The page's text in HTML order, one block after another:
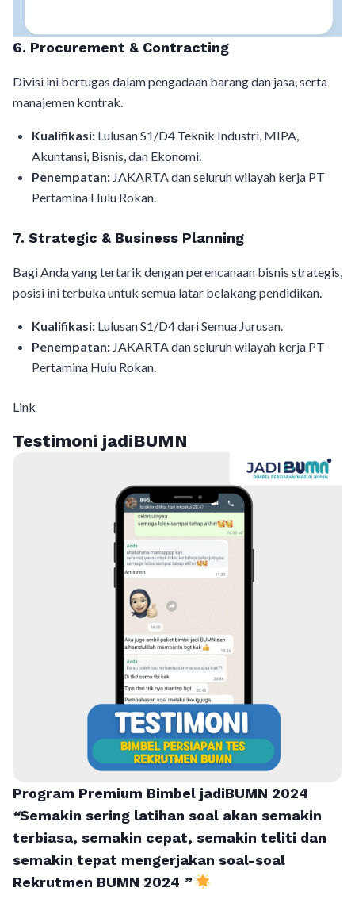
6. Procurement & Contracting
Divisi ini bertugas dalam pengadaan barang dan jasa, serta
manajemen kontrak.
Kualifikasi: Lulusan S1/D4 Teknik Industri, MIPA,
Akuntansi, Bisnis, dan Ekonomi.
Penempatan: JAKARTA dan seluruh wilayah kerja PT
Pertamina Hulu Rokan.
7. Strategic & Business Planning
Bagi Anda yang tertarik dengan perencanaan bisnis strategis,
posisi ini terbuka untuk semua latar belakang pendidikan.
Kualifikasi: Lulusan S1/D4 dari Semua Jurusan.
Penempatan: JAKARTA dan seluruh wilayah kerja PT
Pertamina Hulu Rokan.
Link
Testimoni jadiBUMN
Program Premium Bimbel jadiBUMN 2024
“Semakin sering latihan soal akan semakin
terbiasa, semakin cepat, semakin teliti dan
semakin tepat mengerjakan soal-soal
Rekrutmen BUMN 2024 ”